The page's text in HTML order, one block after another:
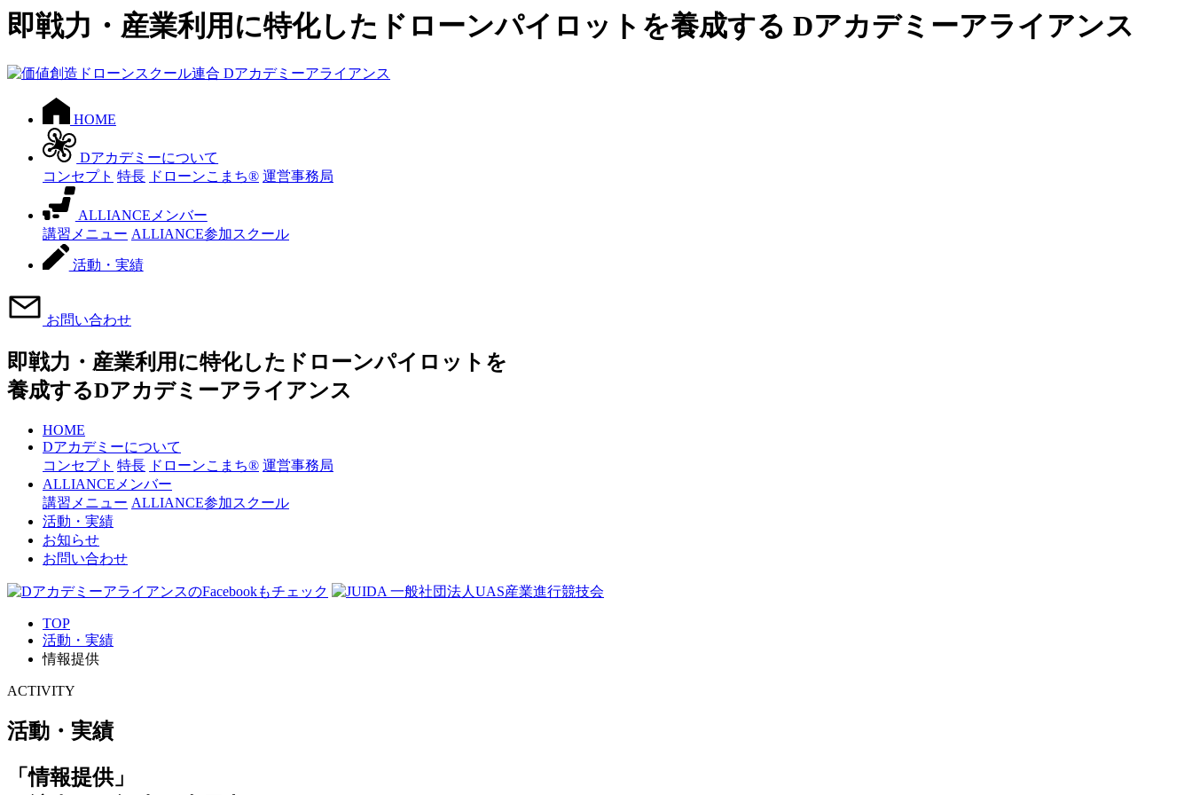
即戦力・産業利用に特化したドローンパイロットを養成する Dアカデミーアライアンス
HOME
Dアカデミーについて
コンセプト 特長 ドローンこまち® 運営事務局
ALLIANCEメンバー
講習メニュー ALLIANCE参加スクール
活動・実績
お問い合わせ
即戦力・産業利用に特化したドローンパイロットを
養成するDアカデミーアライアンス
HOME
Dアカデミーについて
コンセプト 特長 ドローンこまち® 運営事務局
ALLIANCEメンバー
講習メニュー ALLIANCE参加スクール
活動・実績
お知らせ
お問い合わせ
TOP
活動・実績
情報提供
ACTIVITY
活動・実績
「情報提供」